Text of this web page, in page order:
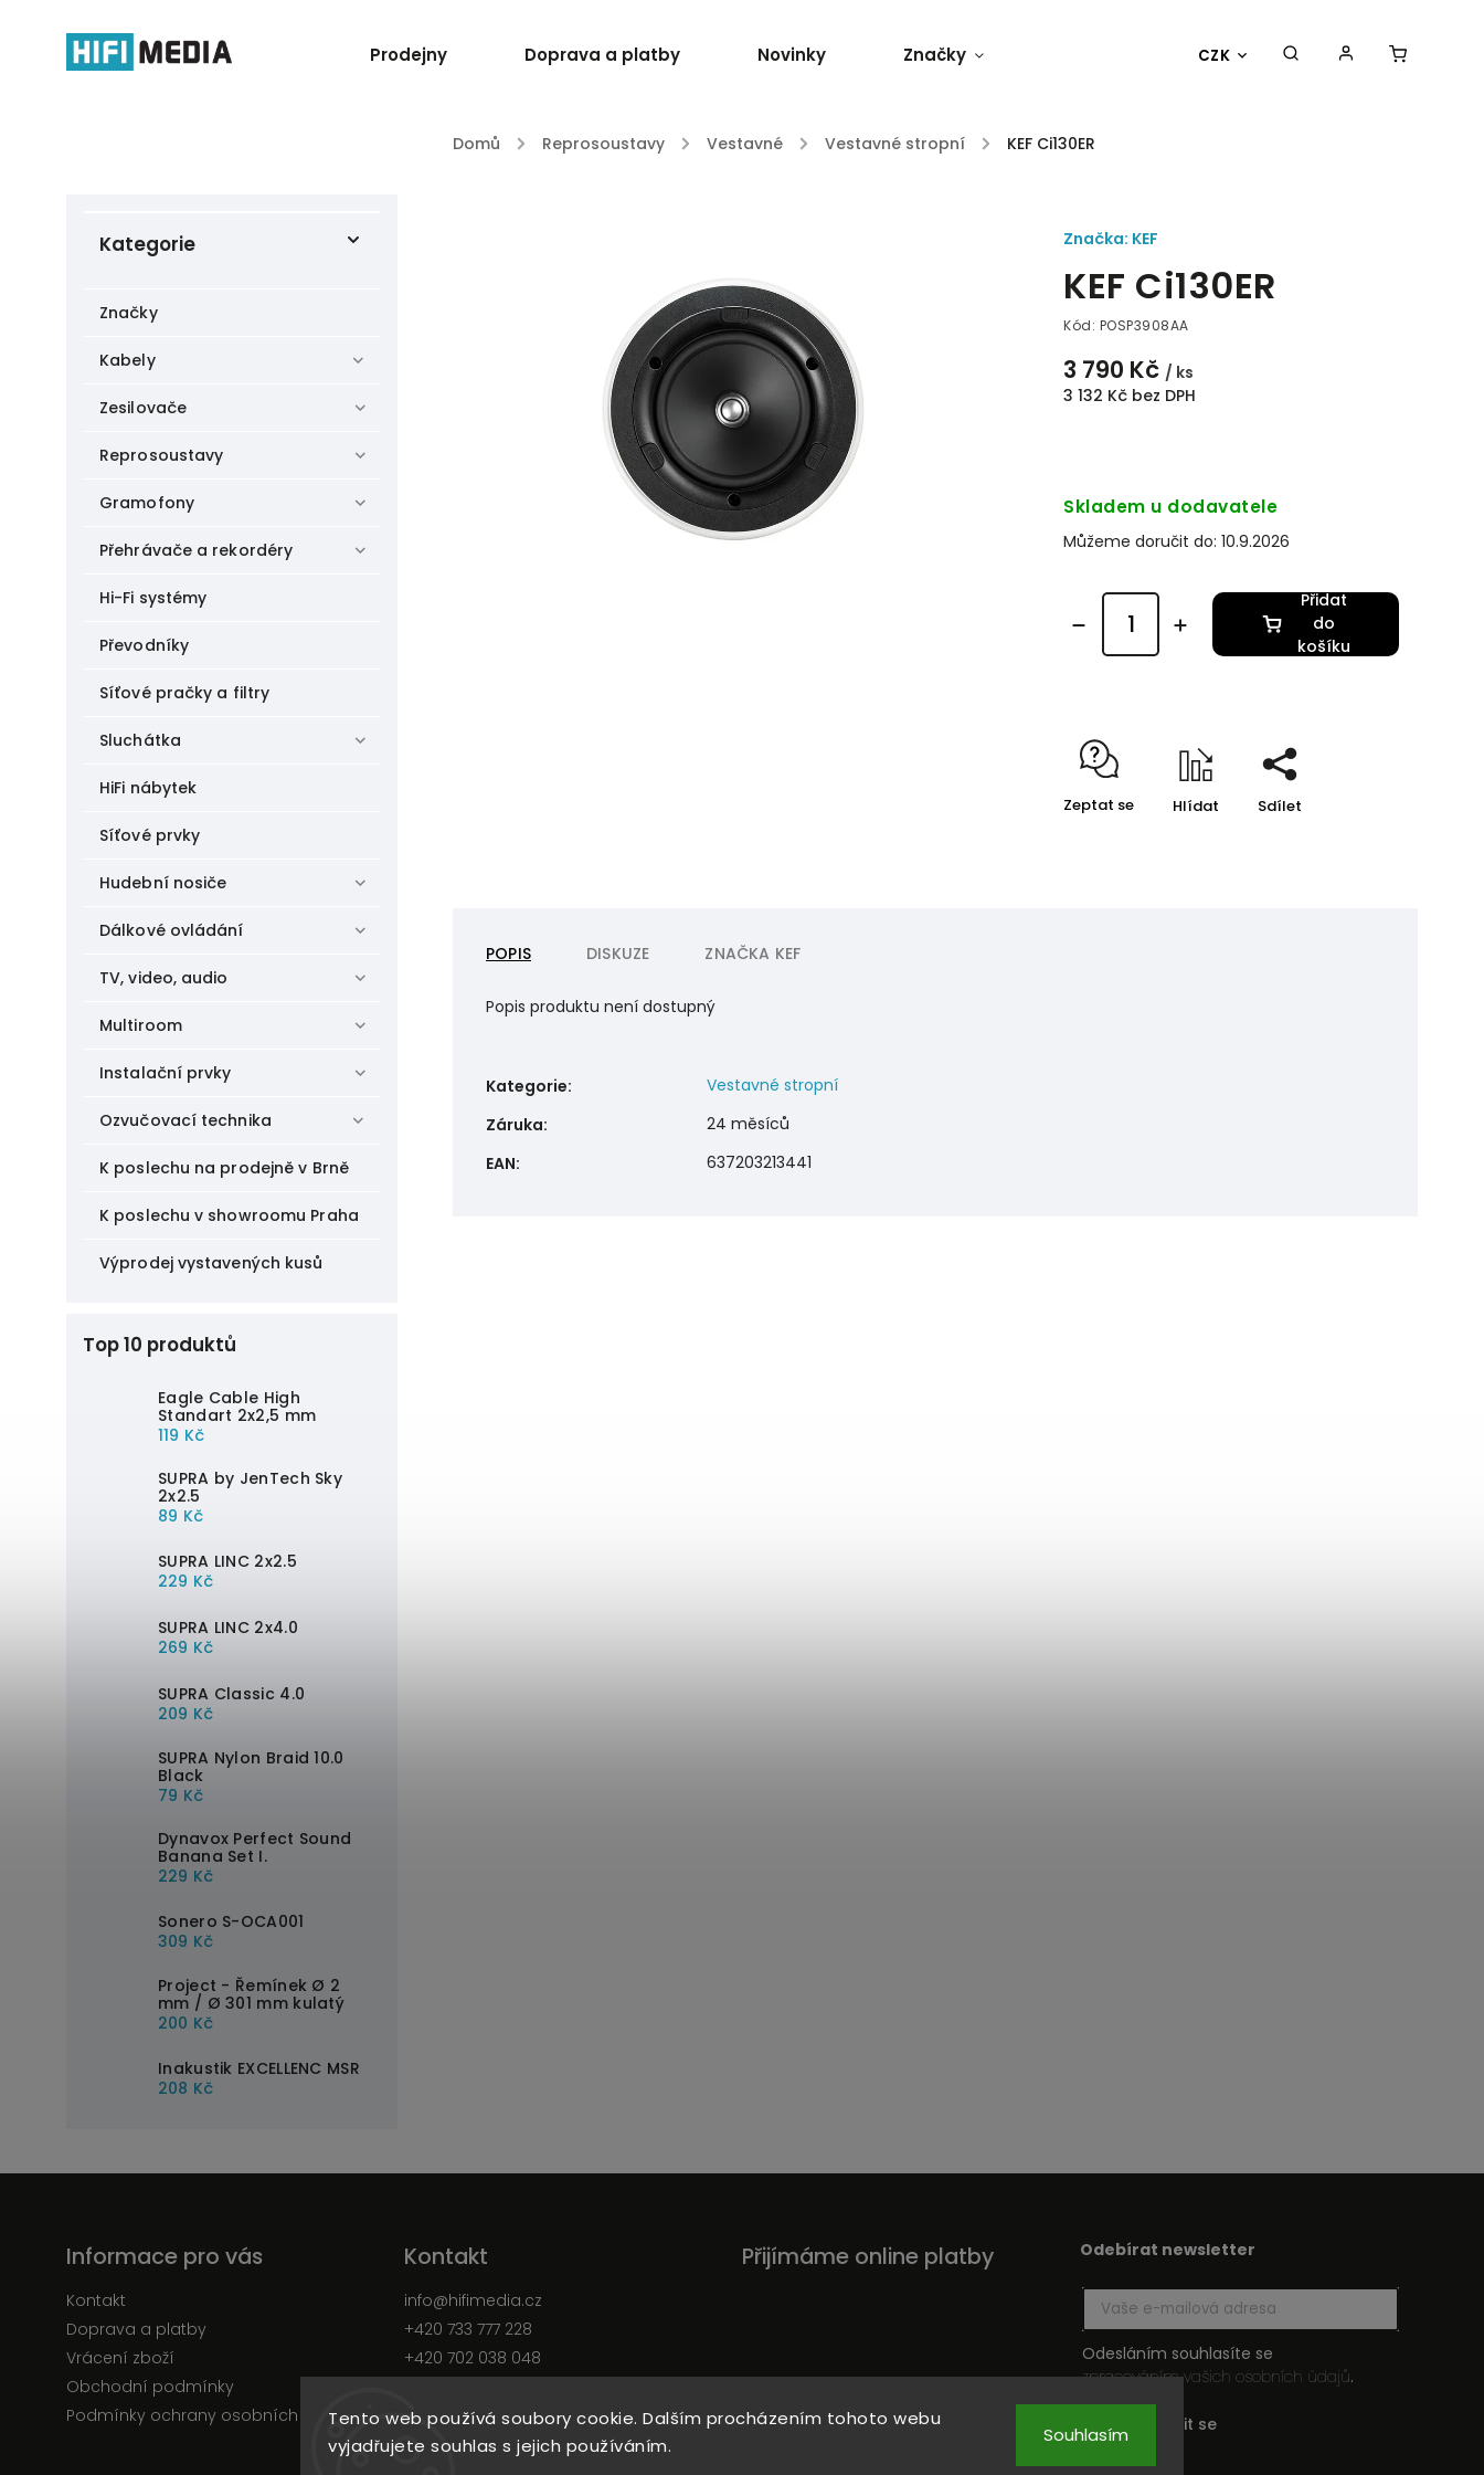
Tento web používá soubory cookie. Dalším procházením tohoto webu
vyjadřujete souhlas s jejich používáním.
Souhlasím
CZK
Prodejny Doprava a platby Novinky Značky
Domů / Reprosoustavy / Vestavné / Vestavné stropní / KEF Ci130ER
Kategorie
Kabely
Zesilovače
Reprosoustavy
Gramofony
Přehrávače a rekordéry
Hi-Fi systémy
Převodníky
Síťové pračky a filtry
Sluchátka
HiFi nábytek
Síťové prvky
Hudební nosiče
Dálkové ovládání
TV, video, audio
Multiroom
Instalační prvky
Ozvučovací technika
K poslechu na prodejně v Brně
K poslechu v showroomu Praha
Výprodej vystavených kusů
Značky
Top 10 produktů
Eagle Cable High
Standart 2x2,5 mm
119 Kč
SUPRA by JenTech Sky
2x2.5
89 Kč
SUPRA LINC 2x2.5
229 Kč
SUPRA LINC 2x4.0
269 Kč
SUPRA Classic 4.0
209 Kč
SUPRA Nylon Braid 10.0
Black
79 Kč
Dynavox Perfect Sound
Banana Set I.
229 Kč
Sonero S-OCA001
309 Kč
Project - Řemínek Ø 2
mm / Ø 301 mm kulatý
200 Kč
Inakustik EXCELLENC MSR
208 Kč
KEF Ci130ER
Kód: POSP3908AA
3 790 Kč / ks
3 132 Kč bez DPH
Značka: KEF
Skladem u dodavatele
Můžeme doručit do: 10.9.2026
Přidat
do
košíku
Zeptat se Hlídat Sdílet
POPIS DISKUZE ZNAČKA KEF
Popis produktu není dostupný
Kategorie:
Vestavné stropní
Záruka:
24 měsíců
EAN: 637203213441
Informace pro vás
Kontakt
Doprava a platby
Vrácení zboží
Obchodní podmínky
Podmínky ochrany osobních údajů
Kontakt
info@hifimedia.cz
+420 733 777 228
+420 702 038 048
Přijímáme online platby Odebírat newsletter
Odesláním souhlasíte se
zpracováním vašich osobních údajů.
Přihlásit se